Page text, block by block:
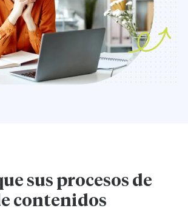
sus procesos de
contenidos